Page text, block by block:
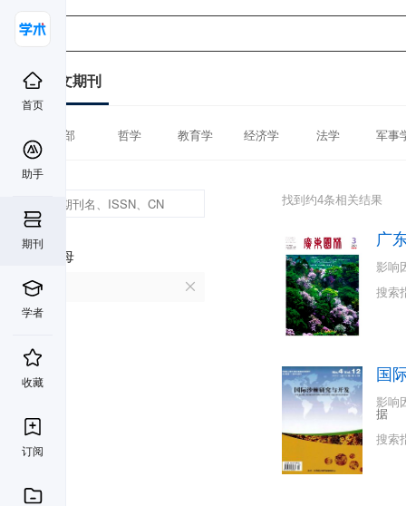
首页
助手
期刊
学者
收藏
订阅
中文期刊
全部 哲学 教育学 经济学 法学 军事
首字母
G
找到约4条相关结果
广
影响
搜索
国
影响
据
搜索